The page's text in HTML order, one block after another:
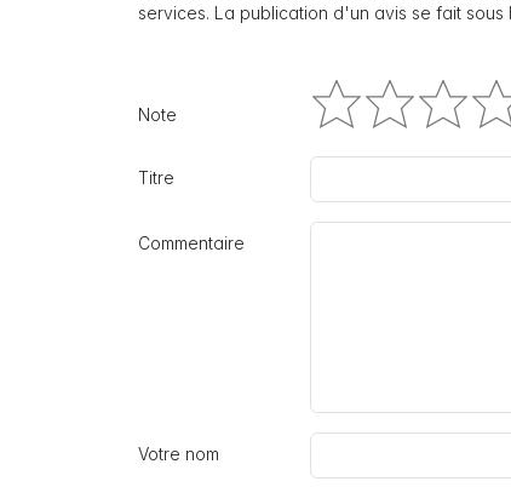
services. La publication d'un avis se fait
Note
Titre
Commentaire
Votre nom